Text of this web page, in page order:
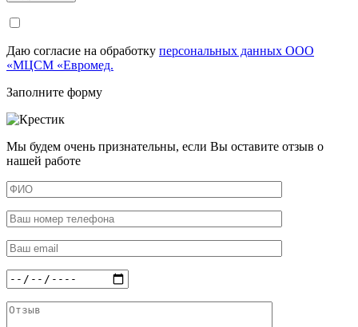
Даю согласие на обработку персональных данных ООО
«МЦСМ «Евромед.
Заполните форму
Мы будем очень признательны, если Вы оставите отзыв о
нашей работе